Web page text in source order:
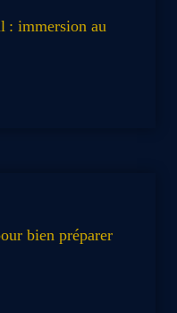
: immersion au
bien préparer